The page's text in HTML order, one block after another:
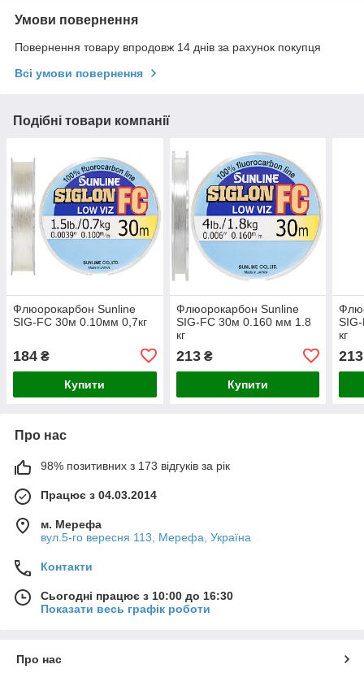
Умови повернення
Повернення товару впродовж 14 днів за рахунок покупця
Всі умови повернення
Подібні товари компанії
Флюорокарбон Sunline
SIG-FC 30м 0.10мм 0,7кг
184 ₴
Купити
Флюорокарбон Sunline
SIG-FC 30м 0.160 мм 1.8
кг
213₴
Купити
кг
213
Про нас
98% позитивних з 173 відгуків за рік
Працює з 04.03.2014
м. Мерефа
вул.5-го вересня 113, Мерефа, Україна
Контакти
Сьогодні працює з 10:00 до 16:30
Показати весь графік роботи
Про нас